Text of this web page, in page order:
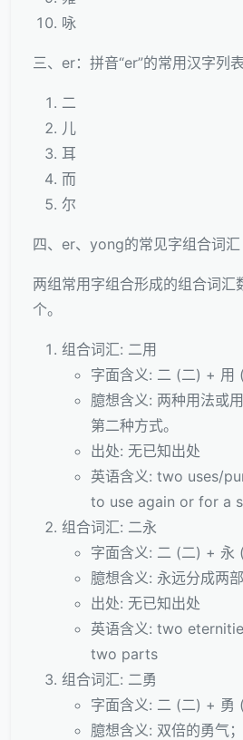
咏
三、er：拼音“er”的常用汉字列表
二
儿
耳
而
尔
四、er、yong的常见字组合词汇
两组常用字组合形成的组合词
个。
组合词汇: 二用
字面含义: 二 (二) + 用
臆想含义: 两种用法或
第二种方式。
出处: 无已知出处
英语含义: two uses/
to use again or for a
组合词汇: 二永
字面含义: 二 (二) + 永
臆想含义: 永远分成两
出处: 无已知出处
英语含义: two
two parts
组合词汇: 二勇
字面含义: 二 (二) + 勇
臆想含义: 双倍的勇气